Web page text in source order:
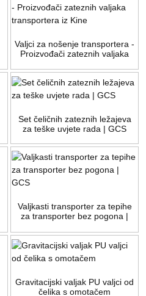
Valjci za nošenje transportera -
Proizvođači zateznih valjaka
Set čeličnih zateznih ležajeva
za teške uvjete rada | GCS
Valjkasti transporter za tepihe
za transporter bez pogona |
Gravitacijski valjak PU valjci od
čelika s omotačem